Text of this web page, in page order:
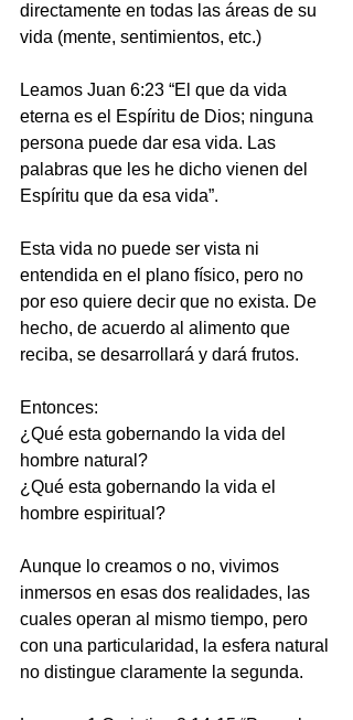
directamente en todas las áreas de su
vida (mente, sentimientos, etc.)
Leamos Juan 6:23 “El que da vida
eterna es el Espíritu de Dios; ninguna
persona puede dar esa vida. Las
palabras que les he dicho vienen del
Espíritu que da esa vida”.
Esta vida no puede ser vista ni
entendida en el plano físico, pero no
por eso quiere decir que no exista. De
hecho, de acuerdo al alimento que
reciba, se desarrollará y dará frutos.
Entonces:
¿Qué esta gobernando la vida del
hombre natural?
¿Qué esta gobernando la vida el
hombre espiritual?
Aunque lo creamos o no, vivimos
inmersos en esas dos realidades, las
cuales operan al mismo tiempo, pero
con una particularidad, la esfera natural
no distingue claramente la segunda.